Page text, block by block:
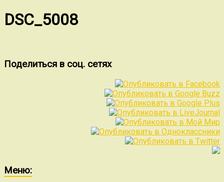
DSC_5008
Поделиться в соц. сетях
Меню: